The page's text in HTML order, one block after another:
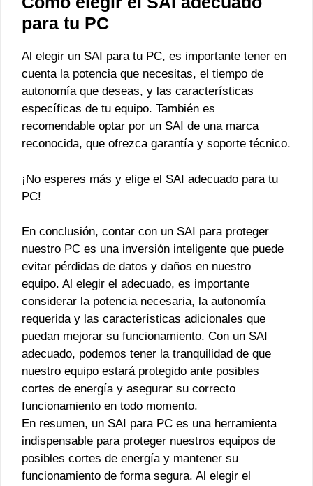
para tu PC
Al elegir un SAI para tu PC, es importante tener en
cuenta la potencia que necesitas, el tiempo de
autonomía que deseas, y las características
específicas de tu equipo. También es
recomendable optar por un SAI de una marca
reconocida, que ofrezca garantía y soporte técnico.
¡No esperes más y elige el SAI adecuado para tu
PC!
En conclusión, contar con un SAI para proteger
nuestro PC es una inversión inteligente que puede
evitar pérdidas de datos y daños en nuestro
equipo. Al elegir el adecuado, es importante
considerar la potencia necesaria, la autonomía
requerida y las características adicionales que
puedan mejorar su funcionamiento. Con un SAI
adecuado, podemos tener la tranquilidad de que
nuestro equipo estará protegido ante posibles
cortes de energía y asegurar su correcto
funcionamiento en todo momento.
En resumen, un SAI para PC es una herramienta
indispensable para proteger nuestros equipos de
posibles cortes de energía y mantener su
funcionamiento de forma segura. Al elegir el